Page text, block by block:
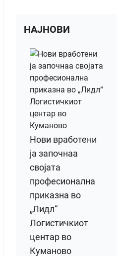
НАЈНОВИ
Нови вработени
ја започнаа
својата
професионална
приказна во
„Лидл“
Логистичкиот
центар во
Куманово